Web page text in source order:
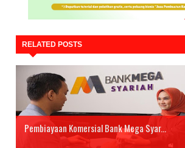
RELATED POSTS
Pembiayaan Komersial Bank Mega Syar...